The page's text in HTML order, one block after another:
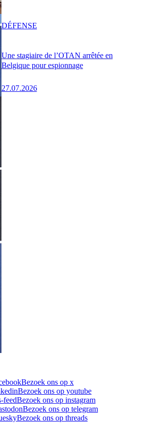
Une stagiaire de l’OTAN arrêtée en
Belgique pour espionnage
27.07.2026
DÉFENSE
Bezoek ons op x
Bezoek ons op youtube
feedBezoek ons op instagram
Bezoek ons op telegram
Bezoek ons op threads